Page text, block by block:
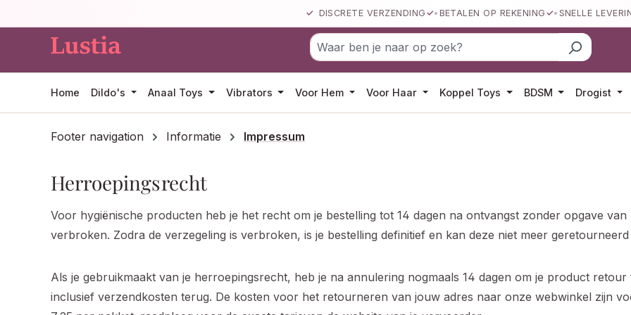
DISCRETE VERZENDING BETALEN OP REKENING SNELLE
Home Dildo's Anaal Toys Vibrators Voor Hem Voor Haar Koppel Toys BDSM Drogist
Footer navigation Informatie Impressum
Herroepingsrecht
Voor hygiënische producten heb je het recht om je bestelling tot 14 dagen na ontvangst zonder opgave
verbroken. Zodra de verzegeling is verbroken, is je bestelling definitief en kan deze niet meer
Als je gebruikmaakt van je herroepingsrecht, heb je na annulering nogmaals 14 dagen om je product
inclusief verzendkosten terug. De kosten voor het retourneren van jouw adres naar onze webwinkel zijn